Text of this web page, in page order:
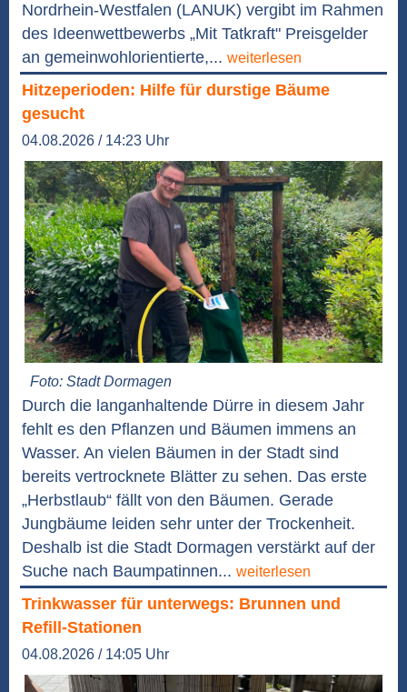
Nordrhein-Westfalen (LANUK) vergibt im Rahmen
des Ideenwettbewerbs „Mit Tatkraft" Preisgelder
an gemeinwohlorientierte,... weiterlesen
Hitzeperioden: Hilfe für durstige Bäume
gesucht
04.08.2026 / 14:23 Uhr
Foto: Stadt Dormagen
Durch die langanhaltende Dürre in diesem Jahr
fehlt es den Pflanzen und Bäumen immens an
Wasser. An vielen Bäumen in der Stadt sind
bereits vertrocknete Blätter zu sehen. Das erste
„Herbstlaub“ fällt von den Bäumen. Gerade
Jungbäume leiden sehr unter der Trockenheit.
Deshalb ist die Stadt Dormagen verstärkt auf der
Suche nach Baumpatinnen... weiterlesen
Trinkwasser für unterwegs: Brunnen und
Refill-Stationen
04.08.2026 / 14:05 Uhr